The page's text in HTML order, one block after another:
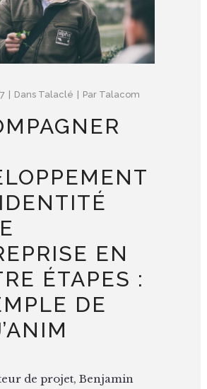
Dans Talaclé Par Talacom
EN
ÉTAPES :
DE
de projet, Benjamin